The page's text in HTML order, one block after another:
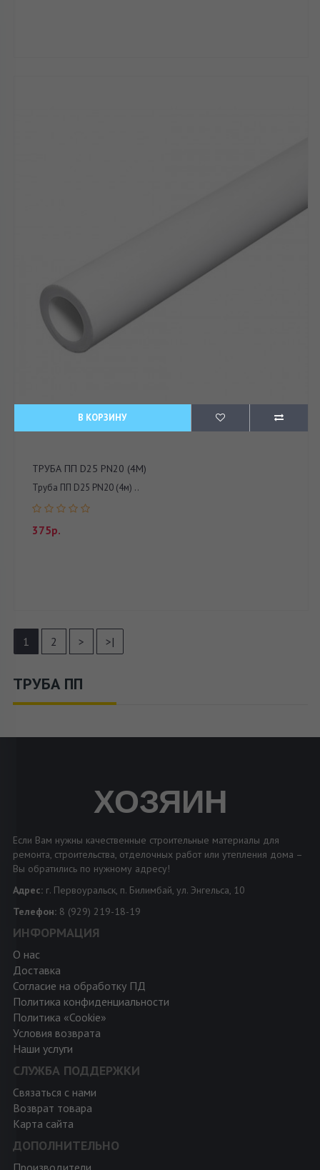
В КОРЗИНУ
ТРУБА ПП D25 PN20 (4М)
Труба ПП D25 PN20 (4м) ..
375р.
1 2 > >|
ТРУБА ПП
ХОЗЯИН
Если Вам нужны качественные строительные материалы для
ремонта, строительства, отделочных работ или утепления дома –
Вы обратились по нужному адресу!
Адрес: г. Первоуральск, п. Билимбай, ул. Энгельса, 10
Телефон: 8 (929) 219-18-19
ИНФОРМАЦИЯ
О нас
Доставка
Согласие на обработку ПД
Политика конфиденциальности
Политика «Cookie»
Условия возврата
Наши услуги
СЛУЖБА ПОДДЕРЖКИ
Связаться с нами
Возврат товара
Карта сайта
ДОПОЛНИТЕЛЬНО